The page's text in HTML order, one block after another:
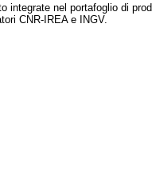
integrate nel portafoglio di
CNR-IREA e INGV.